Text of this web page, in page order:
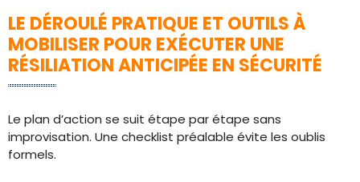
LE DÉROULÉ PRATIQUE ET OUTILS À
MOBILISER POUR EXÉCUTER UNE
RÉSILIATION ANTICIPÉE EN SÉCURITÉ
Le plan d’action se suit étape par étape sans
improvisation. Une checklist préalable évite les oublis
formels.